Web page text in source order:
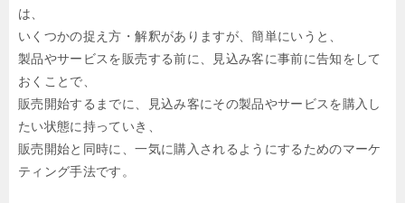
は、
いくつかの捉え方・解釈がありますが、簡単にいうと、
製品やサービスを販売する前に、見込み客に事前に告知をして
おくことで、
販売開始するまでに、見込み客にその製品やサービスを購入し
たい状態に持っていき、
販売開始と同時に、一気に購入されるようにするためのマーケ
ティング手法です。